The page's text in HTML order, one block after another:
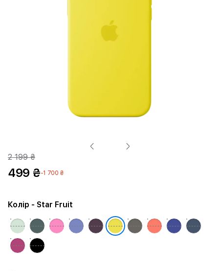
2 199 ₴
499 ₴-1 700 ₴
Колір - Star Fruit